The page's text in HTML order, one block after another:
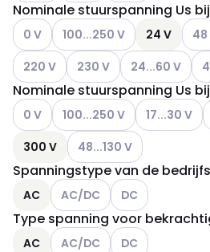
Nominale stuurspanning Us bij
Andere varianten (Huidige
0 V Andere varianten (Huidige
100...250 V 24 V 48
Andere varianten (Huidige
220 V Andere varianten
230 V Andere
24...60 V
Nominale stuurspanning Us
Andere varianten (Huidige
0 V Andere varianten (Huidige
100...250 V Andere
17...30 V
300 V
Andere varianten
48...130 V
Spanningstype van de
AC Andere varianten (Huidige
AC/DC Andere
DC
Type spanning voor
AC Andere varianten (Huidige
AC/DC Andere
DC